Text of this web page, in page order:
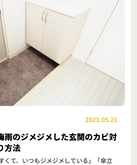
2023.05.21
雨のジメジメした玄関のカビ対
方法
くて、いつもジメジメしている」「傘立